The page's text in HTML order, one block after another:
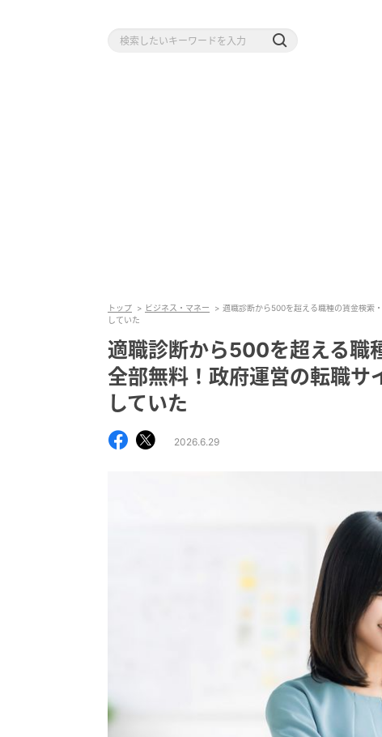
トップ ビジネス・マネー
適職診断から500を超える職種の賃金検索
していた
適職診断から500を超える職
全部無料！政府運営の転職
していた
2026.6.29